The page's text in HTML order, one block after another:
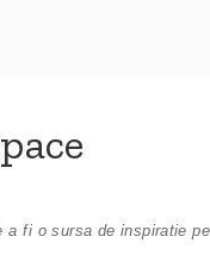
a fi o sursa de inspiratie